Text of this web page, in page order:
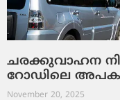
ചരക്കുവാഹന
റോഡിലെ
November 20, 2025